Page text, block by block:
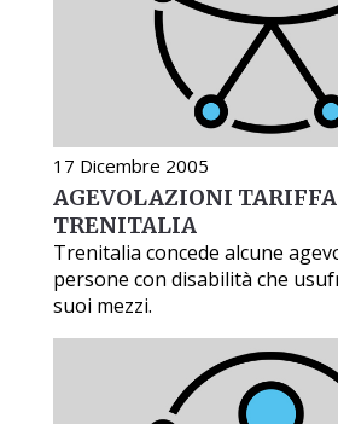
17 Dicembre 2005
AGEVOLAZIONI
TRENITALIA
Trenitalia concede alcune
persone con disabilità che
suoi mezzi.